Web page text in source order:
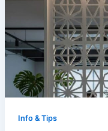
Info & Tips